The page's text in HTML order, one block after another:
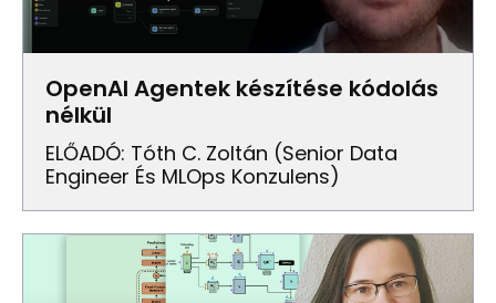
OpenAI Agentek készítése kódolás
nélkül
ELŐADÓ: Tóth C. Zoltán (senior Data
Engineer És MLOps Konzulens)